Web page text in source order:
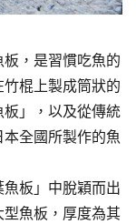
，是習慣吃魚的
棍上製成筒狀的
」，以及從傳統
全國所製作的魚
板」中脫穎而出
魚板，厚度為其